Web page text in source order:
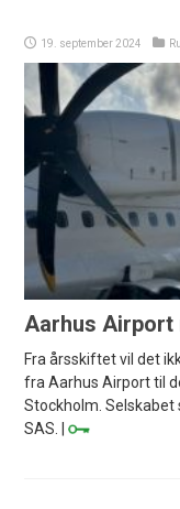
19. september 2024
Aarhus Airport
Fra årsskiftet vil det
fra Aarhus Airport til
Stockholm.
SAS. |